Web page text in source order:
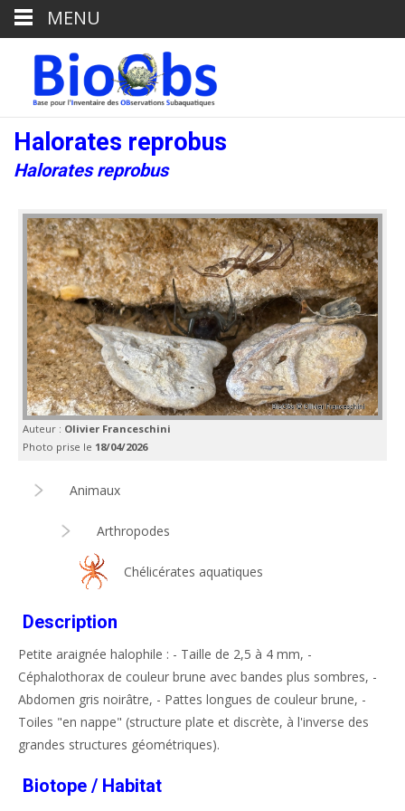
Halorates reprobus
Halorates reprobus
Auteur : Olivier Franceschini
Photo prise le 18/04/2026
Animaux
Arthropodes
Chélicérates aquatiques
Description
Petite araignée halophile : - Taille de 2,5 à 4 mm, -
Céphalothorax de couleur brune avec bandes plus sombres, -
Abdomen gris noirâtre, - Pattes longues de couleur brune, -
Toiles "en nappe" (structure plate et discrète, à l'inverse des
grandes structures géométriques).
Biotope / Habitat
MENU